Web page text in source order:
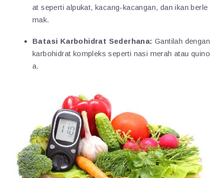
at seperti alpukat, kacang-kacangan, dan ikan berle
mak.
Batasi Karbohidrat Sederhana: Gantilah dengan
karbohidrat kompleks seperti nasi merah atau quino
a.